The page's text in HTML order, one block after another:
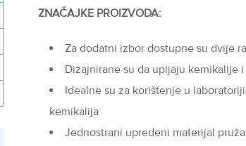
ZNAČAJKE PROIZVODA:
Za dodatni izbor dostupne su dvije
Dizajnirane su da upijaju kemikalije
Idealne su za korištenje u
kemikalija
Jednostrani upredeni materijal